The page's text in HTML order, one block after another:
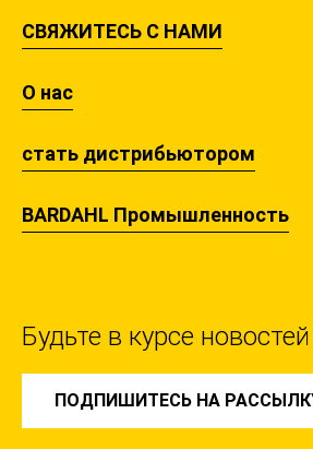
СВЯЖИТЕСЬ С НАМИ
О нас
стать дистрибьютором
BARDAHL Промышленность
Будьте в курсе
ПОДПИШИТЕСЬ НА